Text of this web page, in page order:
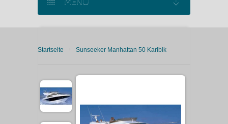
KATAMARAN CHARTER
MOTORYACHT CHARTER
MARINAS
Startseite Sunseeker Manhattan 50 Karibik